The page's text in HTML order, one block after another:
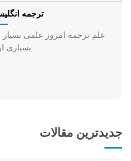
جدیدترین مقالات
ترجمه
علم ترجمه امروز علمی
بسیاری